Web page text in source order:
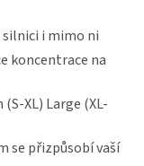
i mimo ni
koncentrace na
XL) Large (XL-
se přizpůsobí vaší